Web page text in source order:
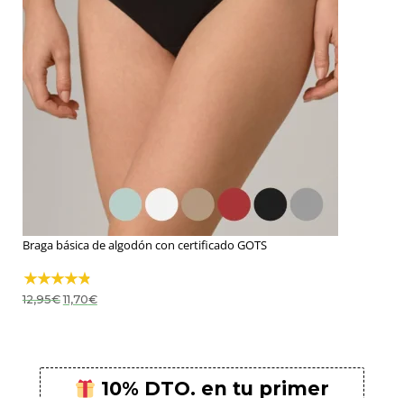
Braga básica de algodón con certificado GOTS
12,95€El
precio
11,70€El
precio
10% DTO. en tu primer